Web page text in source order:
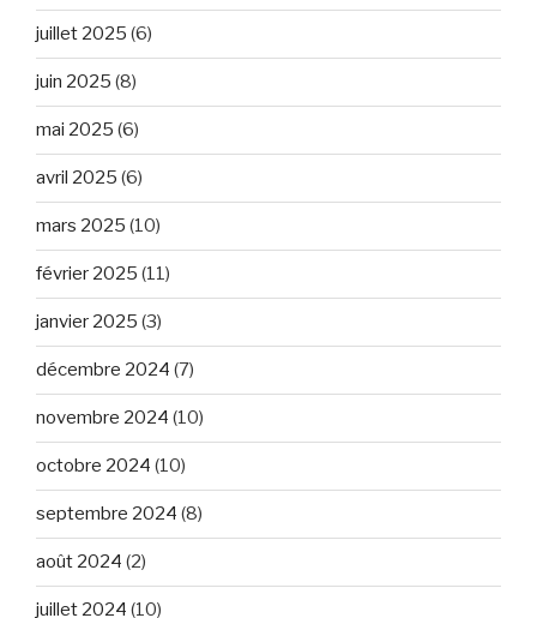
juillet 2025 (6)
juin 2025 (8)
mai 2025 (6)
avril 2025 (6)
mars 2025 (10)
février 2025 (11)
janvier 2025 (3)
décembre 2024 (7)
novembre 2024 (10)
octobre 2024 (10)
septembre 2024 (8)
août 2024 (2)
juillet 2024 (10)